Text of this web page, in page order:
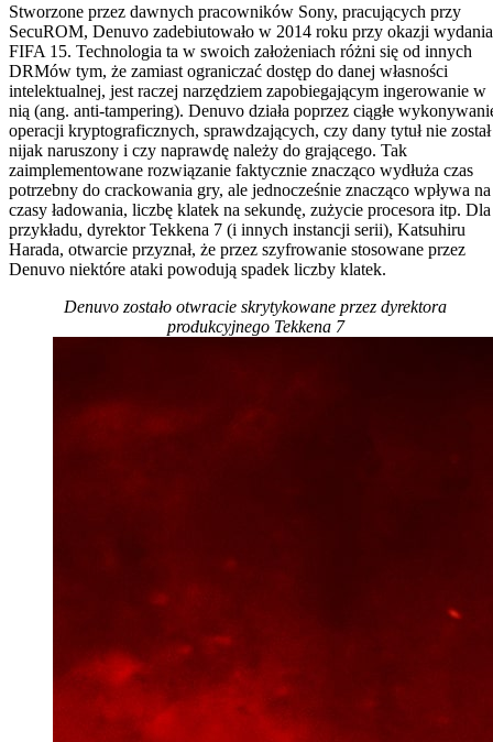
Stworzone przez dawnych pracowników Sony, pracujących przy
SecuROM, Denuvo zadebiutowało w 2014 roku przy okazji wydania
FIFA 15. Technologia ta w swoich założeniach różni się od innych
DRMów tym, że zamiast ograniczać dostęp do danej własności
intelektualnej, jest raczej narzędziem zapobiegającym ingerowanie w
nią (ang. anti-tampering). Denuvo działa poprzez ciągłe
operacji kryptograficznych, sprawdzających, czy dany tytuł nie został
nijak naruszony i czy naprawdę należy do grającego. Tak
zaimplementowane rozwiązanie faktycznie znacząco wydłuża czas
potrzebny do crackowania gry, ale jednocześnie znacząco wpływa na
czasy ładowania, liczbę klatek na sekundę, zużycie procesora itp. Dla
przykładu, dyrektor Tekkena 7 (i innych instancji serii), Katsuhiru
Harada, otwarcie przyznał, że przez szyfrowanie stosowane przez
Denuvo niektóre ataki powodują spadek liczby klatek.
Denuvo zostało otwracie skrytykowane przez dyrektora
produkcyjnego Tekkena 7